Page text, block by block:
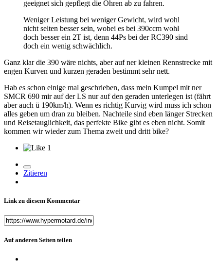
geeignet sich gepflegt die Ohren ab zu fahren.
Weniger Leistung bei weniger Gewicht, wird wohl
nicht selten besser sein, wobei es bei 390ccm wohl
doch besser ein 2T ist, denn 44Ps bei der RC390 sind
doch ein wenig schwächlich.
Ganz klar die 390 wäre nichts, aber auf ner kleinen Rennstrecke mit
engen Kurven und kurzen geraden bestimmt sehr nett.
Hab es schon einige mal geschrieben, dass mein Kumpel mit ner
SMCR 690 mir auf der LS nur auf den geraden unterlegen ist (fährt
aber auch ü 190km/h). Wenn es richtig Kurvig wird muss ich schon
alles geben um dran zu bleiben. Nachteile sind eben länger Strecken
und Reisetauglichkeit, das perfekte Bike gibt es eben nicht. Somit
kommen wir wieder zum Thema zweit und dritt bike?
1
Zitieren
Link zu diesem Kommentar
Auf anderen Seiten teilen